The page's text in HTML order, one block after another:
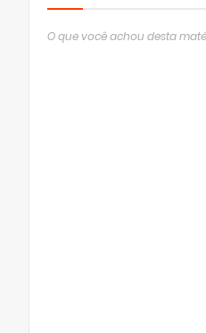
O que você achou desta